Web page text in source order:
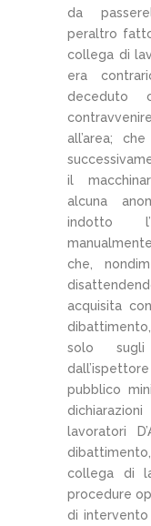
da
peraltro
collega di
era
deceduto
all’area;
il
alcuna
indotto
che,
acquisita
solo sugli
pubblico
lavoratori
collega di
procedure
di intervento